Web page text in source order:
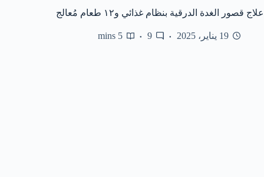
علاج قصور الغدة الدرقية بنظام غذائي و١٢ طعام مُعالج
19 يناير، 2025 9
5 mins